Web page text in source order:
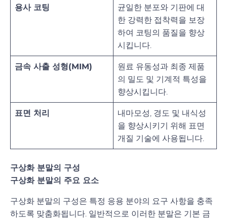
용사 코팅
균일한 분포와 기판에 대
한 강력한 접착력을 보장
하여 코팅의 품질을 향상
시킵니다.
금속 사출 성형(MIM)
원료 유동성과 최종 제품
의 밀도 및 기계적 특성을
향상시킵니다.
표면 처리
내마모성, 경도 및 내식성
을 향상시키기 위해 표면
개질 기술에 사용됩니다.
구상화 분말의 구성
구상화 분말의 주요 요소
구상화 분말의 구성은 특정 응용 분야의 요구 사항을 충족
하도록 맞춤화됩니다. 일반적으로 이러한 분말은 기본 금